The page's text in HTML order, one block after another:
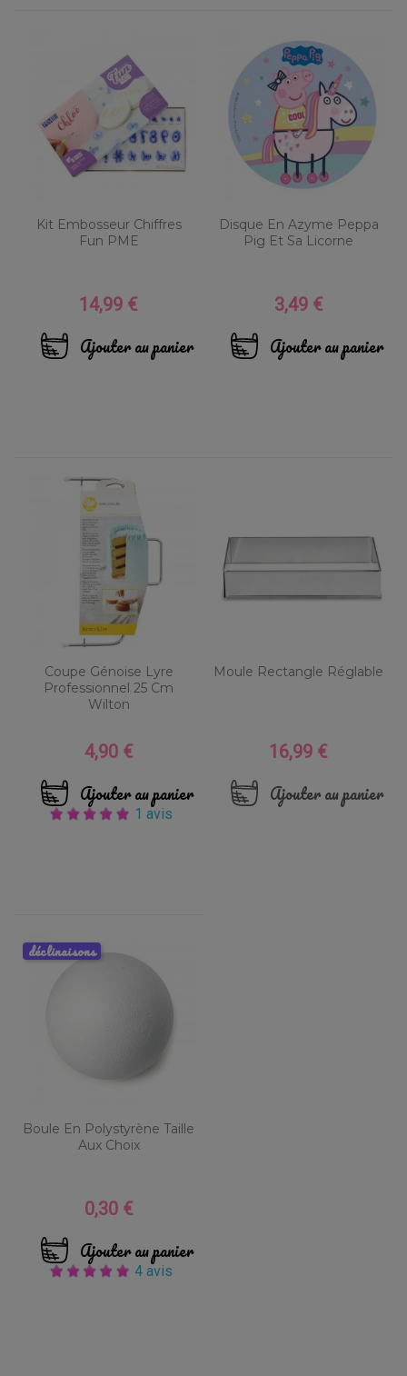
Kit Embosseur Chiffres
Fun PME
Prix
14,99 €
Ajouter au panier
Disque En Azyme Peppa
Pig Et Sa Licorne
Prix
3,49 €
Ajouter au panier
Coupe Génoise Lyre
Professionnel 25 Cm
Wilton
Prix
4,90 €
Ajouter au panier
1 avis
Moule Rectangle Réglable
Prix
16,99 €
Ajouter au panier
Boule En Polystyrène Taille
Aux Choix
Prix
0,30 €
Ajouter au panier
4 avis
déclinaisons